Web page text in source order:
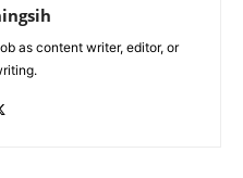
as content writer, editor, or